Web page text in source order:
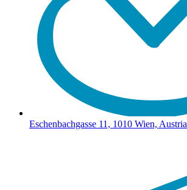
Eschenbachgasse 11, 1010 Wien, Austria